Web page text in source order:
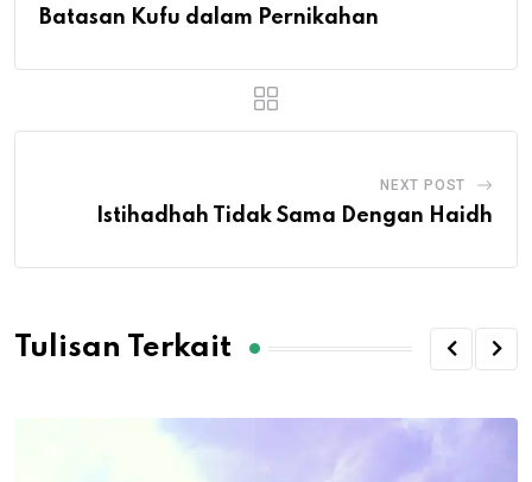
Batasan Kufu dalam Pernikahan
NEXT POST
Istihadhah Tidak Sama Dengan Haidh
Tulisan Terkait